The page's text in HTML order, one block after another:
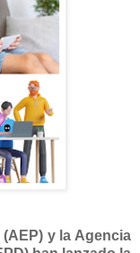
y la Agencia